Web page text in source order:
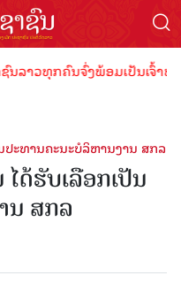
ວທຸກຄົນຈົ່ງພ້ອມເປັນເຈົ້າພາ
ປະທານຄະນະບໍລິຫານງານ ສກລ
ດ້ຮັບເລືອກເປັນ
ນ ສກລ